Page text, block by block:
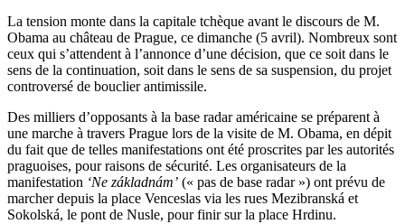
La tension monte dans la capitale tchèque avant le discours de M.
Obama au château de Prague, ce dimanche (5 avril). Nombreux sont
ceux qui s’attendent à l’annonce d’une décision, que ce soit dans le
sens de la continuation, soit dans le sens de sa suspension, du projet
controversé de bouclier antimissile.
Des milliers d’opposants à la base radar américaine se préparent à
une marche à travers Prague lors de la visite de M. Obama, en dépit
du fait que de telles manifestations ont été proscrites par les autorités
praguoises, pour raisons de sécurité. Les organisateurs de la
manifestation ‘Ne základnám’ (« pas de base radar ») ont prévu de
marcher depuis la place Venceslas via les rues Mezibranská et
Sokolská, le pont de Nusle, pour finir sur la place Hrdinu.